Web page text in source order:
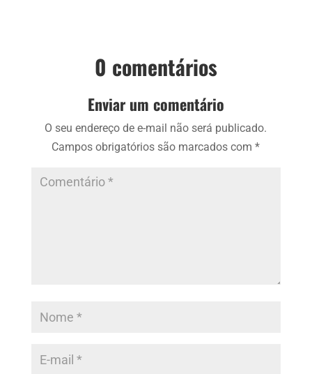
0 comentários
Enviar um comentário
O seu endereço de e-mail não será publicado.
Campos obrigatórios são marcados com*